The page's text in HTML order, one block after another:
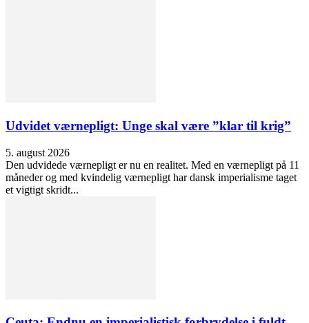
Udvidet værnepligt: Unge skal være ”klar til krig”
5. august 2026
Den udvidede værnepligt er nu en realitet. Med en værnepligt på 11
måneder og med kvindelig værnepligt har dansk imperialisme taget
et vigtigt skridt...